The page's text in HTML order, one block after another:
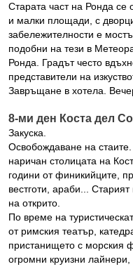
Старата част на Ронда се
и малки площади, с
забележителности е
подобни на тези в
Ронда. Градът често
представители на
Завръщане в хотела.
8-ми ден Коста дел
Закуска.
Освобождаване на
наричан столицата на
години от финикийците,
вестготи, араби...
на открито.
По време на
от римския театър,
пристанището с морския
огромни круизни лайнери,